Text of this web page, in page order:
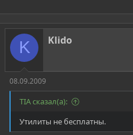
K Klido
08.09.2009
TIA сказал(а):
Утилиты не бесплатны.